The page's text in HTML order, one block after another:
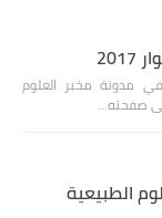
مدونة مخبر العلوم
صفحته…
الطبيعية